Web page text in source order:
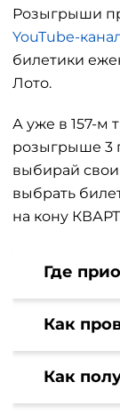
Розыгрыши
YouTube-
билетики
Лото.
А уже в 157-м
розыгрыше 3
выбирай свои
выбрать
на кону
Где
Как
Как